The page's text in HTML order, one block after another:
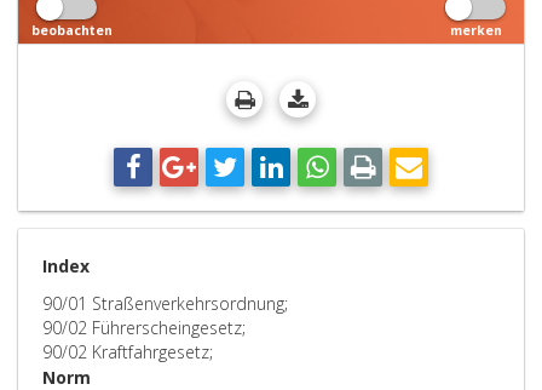
beobachten merken
Index
90/01 Straßenverkehrsordnung;
90/02 Führerscheingesetz;
90/02 Kraftfahrgesetz;
Norm